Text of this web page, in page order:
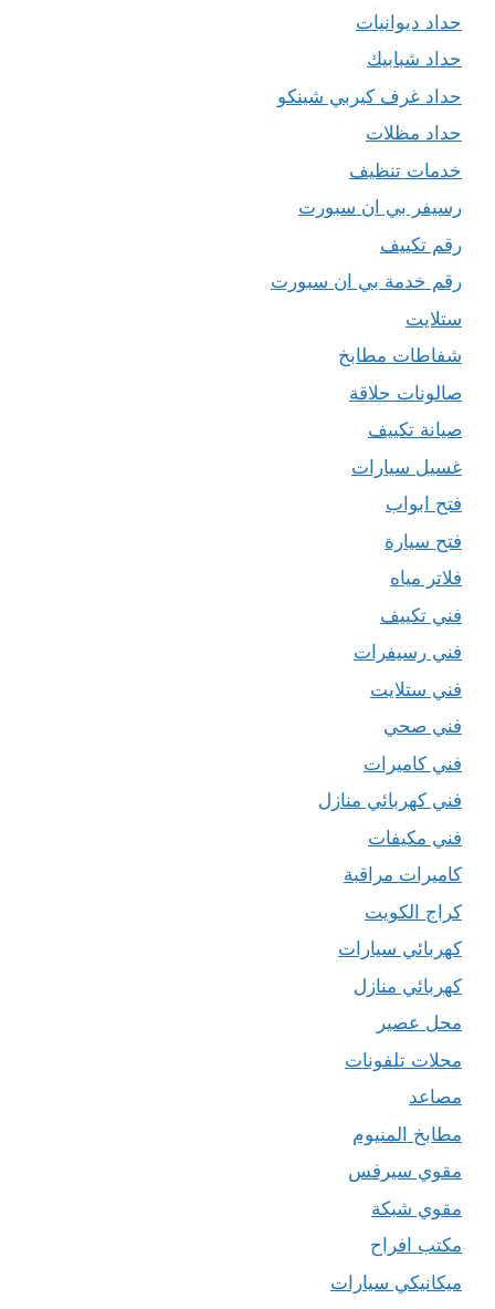
حداد ديوانيات
حداد شبابيك
حداد غرف كيربي شينكو
حداد مظلات
خدمات تنظيف
رسيفر بي ان سبورت
رقم تكييف
رقم خدمة بي ان سبورت
ستلايت
شفاطات مطابخ
صالونات حلاقة
صيانة تكييف
غسيل سيارات
فتح ابواب
فتح سيارة
فلاتر مياه
فني تكييف
فني رسيفرات
فني ستلايت
فني صحي
فني كاميرات
فني كهربائي منازل
فني مكيفات
كاميرات مراقبة
كراج الكويت
كهربائي سيارات
كهربائي منازل
محل عصير
محلات تلفونات
مصاعد
مطابخ المنيوم
مقوي سيرفس
مقوي شبكة
مكتب افراح
ميكانيكي سيارات